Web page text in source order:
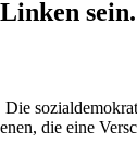
die eine